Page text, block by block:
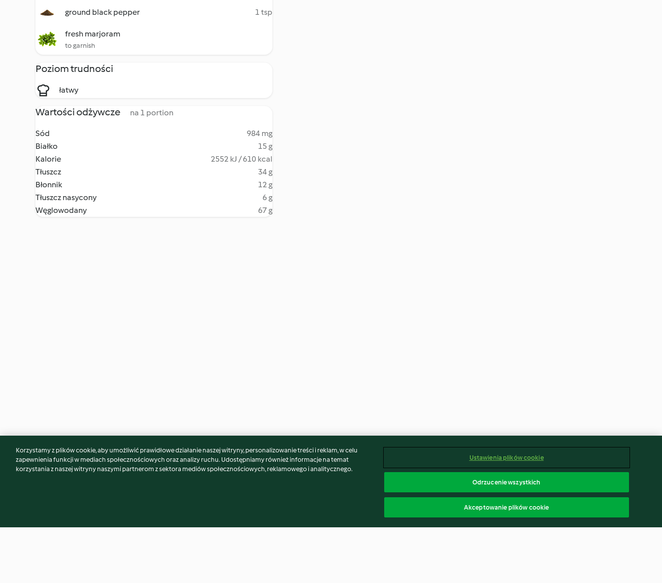
ground black pepper 1 tsp
fresh marjoram
to garnish
Poziom trudności
łatwy
Wartości odżywcze na 1 portion
Sód
984 mg
Białko
15 g
Kalorie
2552 kJ / 610 kcal
Tłuszcz
34 g
Błonnik
12 g
Tłuszcz nasycony
6 g
Węglowodany
67 g
Może spodoba Ci się również...
Korzystamy z plików cookie, aby umożliwić prawidłowe działanie naszej witryny, personalizowanie treści i reklam, w celu
zapewnienia funkcji w mediach społecznościowych oraz analizy ruchu. Udostępniamy również informacje na temat
korzystania z naszej witryny naszymi partnerom z sektora mediów społecznościowych, reklamowego i analitycznego.
Ustawienia plików cookie
Odrzucenie wszystkich
Akceptowanie plików cookie